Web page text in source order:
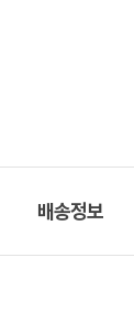
배송정보